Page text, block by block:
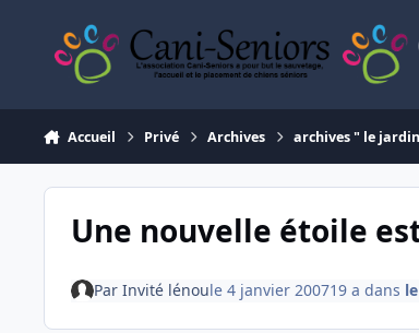
Accueil Privé Archives archives " le
Une nouvelle étoile
Par Invité lénoule 4 janvier 200719 a dans